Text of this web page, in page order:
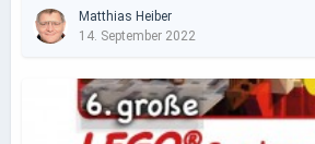
Matthias Heiber
14. September 2022